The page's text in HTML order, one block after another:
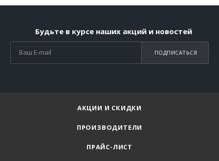
Будьте в курсе наших акций и новостей
ПОДПИСАТЬСЯ
АКЦИИ И СКИДКИ
ПРОИЗВОДИТЕЛИ
ПРАЙС-ЛИСТ